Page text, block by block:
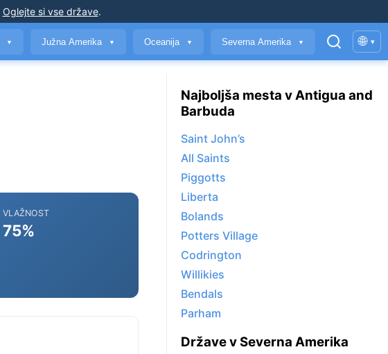
Oglejte si vse države.
▼ Južna Amerika ▼ Oceanija ▼ Severna Amerika ▼ 🌐 ▾
VLAŽNOST
75%
Najboljša mesta v Antigua and
Barbuda
Saint John’s
All Saints
Piggotts
Liberta
Bolands
Potters Village
Codrington
Willikies
Bendals
Parham
Države v Severna Amerika